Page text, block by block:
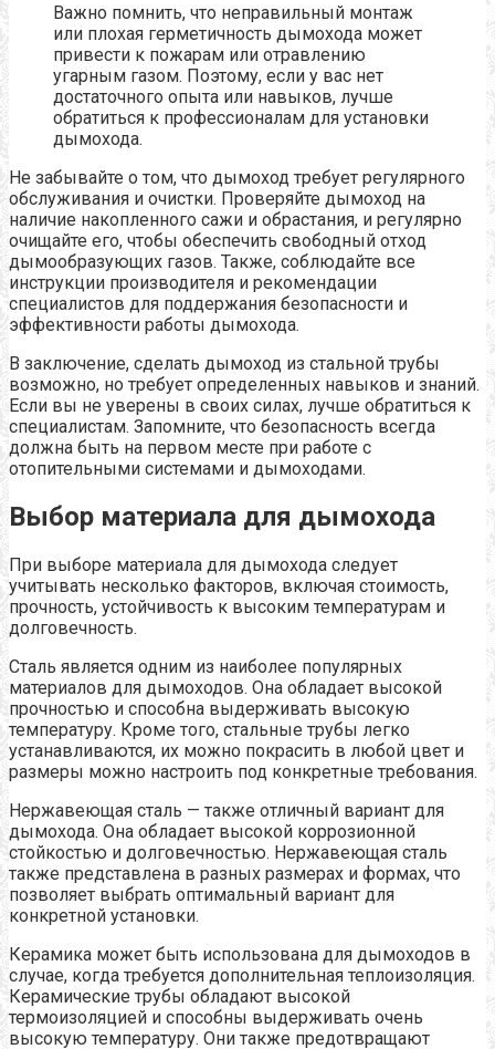
Важно помнить, что неправильный монтаж
или плохая герметичность дымохода может
привести к пожарам или отравлению
угарным газом. Поэтому, если у вас нет
достаточного опыта или навыков, лучше
обратиться к профессионалам для установки
дымохода.
Не забывайте о том, что дымоход требует регулярного
обслуживания и очистки. Проверяйте дымоход на
наличие накопленного сажи и обрастания, и регулярно
очищайте его, чтобы обеспечить свободный отход
дымообразующих газов. Также, соблюдайте все
инструкции производителя и рекомендации
специалистов для поддержания безопасности и
эффективности работы дымохода.
В заключение, сделать дымоход из стальной трубы
возможно, но требует определенных навыков и знаний.
Если вы не уверены в своих силах, лучше обратиться к
специалистам. Запомните, что безопасность всегда
должна быть на первом месте при работе с
отопительными системами и дымоходами.
Выбор материала для дымохода
При выборе материала для дымохода следует
учитывать несколько факторов, включая стоимость,
прочность, устойчивость к высоким температурам и
долговечность.
Сталь является одним из наиболее популярных
материалов для дымоходов. Она обладает высокой
прочностью и способна выдерживать высокую
температуру. Кроме того, стальные трубы легко
устанавливаются, их можно покрасить в любой цвет и
размеры можно настроить под конкретные требования.
Нержавеющая сталь — также отличный вариант для
дымохода. Она обладает высокой коррозионной
стойкостью и долговечностью. Нержавеющая сталь
также представлена в разных размерах и формах, что
позволяет выбрать оптимальный вариант для
конкретной установки.
Керамика может быть использована для дымоходов в
случае, когда требуется дополнительная теплоизоляция.
Керамические трубы обладают высокой
термоизоляцией и способны выдерживать очень
высокую температуру. Они также предотвращают